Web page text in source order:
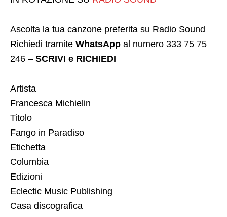
Ascolta la tua canzone preferita su Radio Sound
Richiedi tramite WhatsApp al numero 333 75 75
246 – SCRIVI e RICHIEDI
Artista
Francesca Michielin
Titolo
Fango in Paradiso
Etichetta
Columbia
Edizioni
Eclectic Music Publishing
Casa discografica